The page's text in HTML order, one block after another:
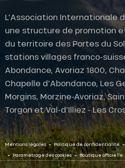
L'Association Internationale
une structure de promotion
du territoire des Portes du
stations villages franco-
Abondance, Avoriaz 1800,
Chapelle d'Abondance, Les
Morgins, Morzine-Avoriaz,
Torgon et Val-d'Illiez - Les
Mentions légales - Politique de confidentialité -
- Paramétrage des cookies - Boutique officielle